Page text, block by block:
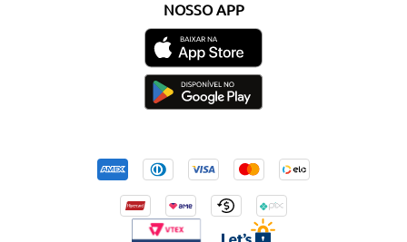
NOSSO APP